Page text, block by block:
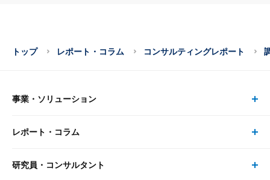
トップ レポート・コラム コンサルティングレポート
事業・ソリューション
事業・ソリューション トップ
リサーチ
レポート・コラム
レポート・コラム トップ
研究員・コンサルタント